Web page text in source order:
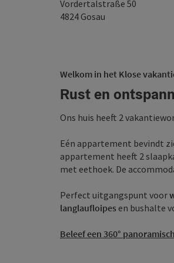
Vordertalstraße 50
4824 Gosau
Welkom in het Klose
Rust en
Ons huis heeft 2
Eén appartement bevindt
appartement heeft 2
met eethoek. De
Perfect uitgangspunt voor
langlaufloipes en bushalte
Beleef een 360°